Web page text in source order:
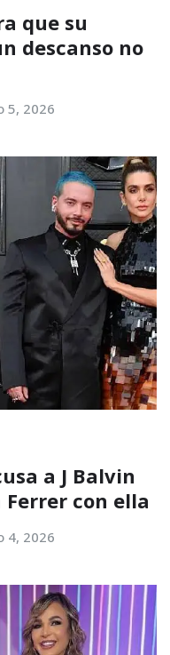
que su
descanso no
5, 2026
a J Balvin
con ella
4, 2026